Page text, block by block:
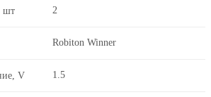
шт 2
Robiton Winner
V 1.5